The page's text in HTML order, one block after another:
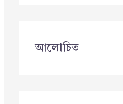
আলোচিত